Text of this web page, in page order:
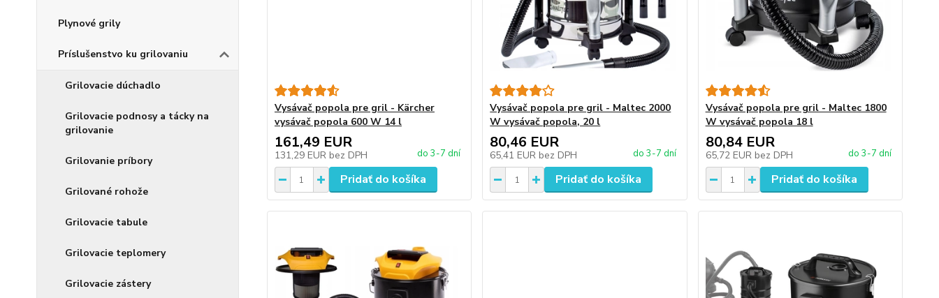
Plynové grily
Príslušenstvo ku grilovaniu
Grilovacie dúchadlo
Grilovacie podnosy a tácky na
grilovanie
Grilovanie príbory
Grilované rohože
Grilovacie tabule
Grilovacie teplomery
Grilovacie zástery
Vysávač popola pre gril - Kärcher
vysávač popola 600 W 14 l
161,49 EUR
131,29 EUR bez DPH do 3-7 dní
Pridať do košíka
Vysávač popola pre gril - Maltec 2000
W vysávač popola, 20 l
80,46 EUR
65,41 EUR bez DPH do 3-7 dní
Pridať do košíka
Vysávač popola pre gril - Maltec 1800
W vysávač popola 18 l
80,84 EUR
65,72 EUR bez DPH do 3-7 dní
Pridať do košíka